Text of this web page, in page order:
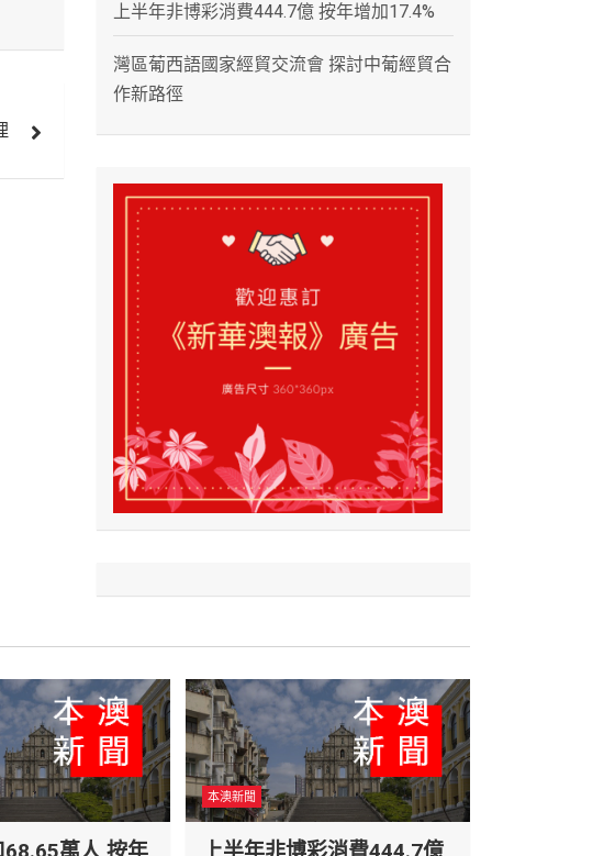
上半年非博彩消費444.7億 按年增加17.4%
灣區葡西語國家經貿交流會 探討中葡經貿合
作新路徑
本澳新聞